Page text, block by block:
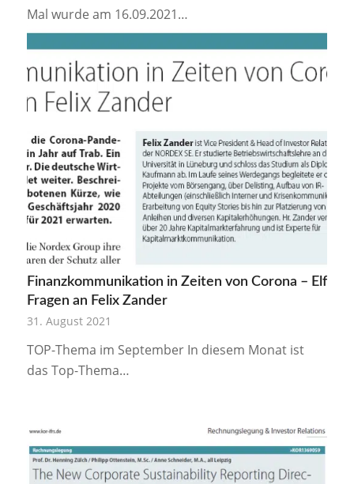
Mal wurde am 16.09.2021…
Finanzkommunikation in Zeiten von Corona – Elf
Fragen an Felix Zander
31. August 2021
TOP-Thema im September In diesem Monat ist
das Top-Thema…